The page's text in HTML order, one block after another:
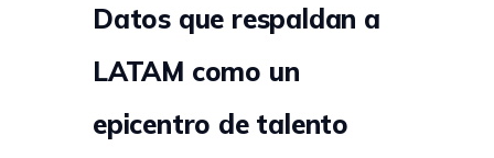
Datos que respaldan a
LATAM como un
epicentro de talento